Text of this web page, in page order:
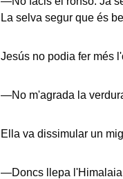
La selva segur que és
Jesús no podia fer més
—No m'agrada la
Ella va dissimular un
—Doncs llepa